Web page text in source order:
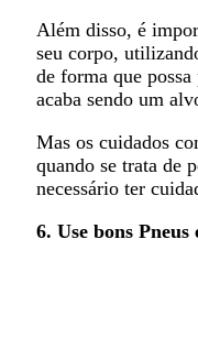
Além disso, é
seu corpo,
de forma que
acaba sendo um
Mas os cuidados
quando se trata de
necessário ter
6. Use bons